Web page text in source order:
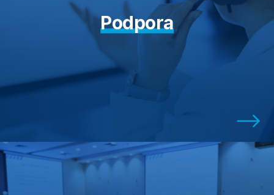
Podpora